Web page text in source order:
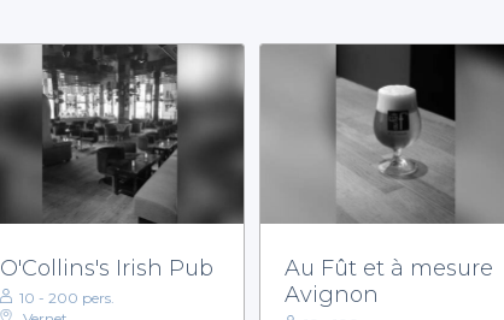
O'Collins's Irish Pub
10 - 200 pers.
Au Fût et à mesure
Avignon